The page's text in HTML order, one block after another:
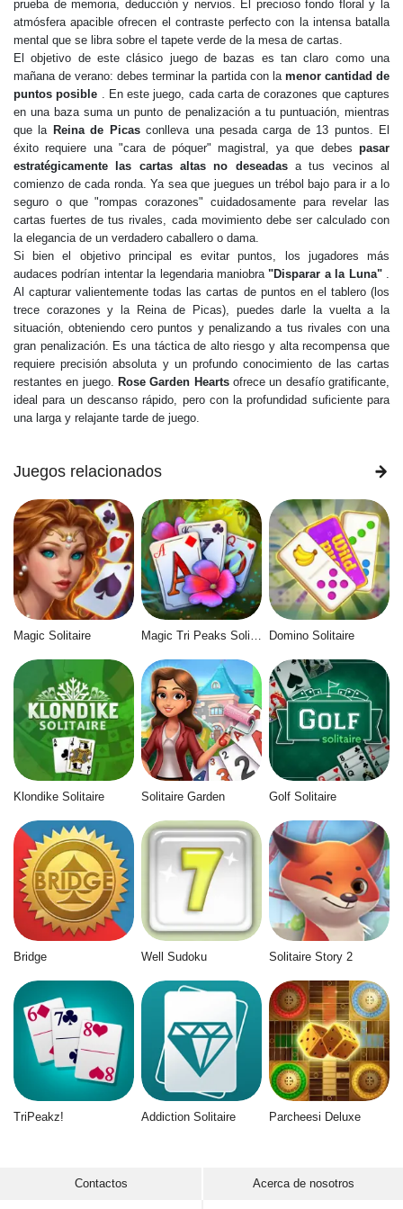
prueba de memoria, deducción y nervios. El precioso fondo floral y la
atmósfera apacible ofrecen el contraste perfecto con la intensa batalla
mental que se libra sobre el tapete verde de la mesa de cartas.
El objetivo de este clásico juego de bazas es tan claro como una
mañana de verano: debes terminar la partida con la menor cantidad de
puntos posible . En este juego, cada carta de corazones que captures
en una baza suma un punto de penalización a tu puntuación, mientras
que la Reina de Picasconlleva una pesada carga de 13 puntos. El
éxito requiere una "cara de póquer" magistral, ya que debes pasar
estratégicamente las cartas altas no deseadasa tus vecinos al
comienzo de cada ronda. Ya sea que juegues un trébol bajo para ir a lo
seguro o que "rompas corazones" cuidadosamente para revelar las
cartas fuertes de tus rivales, cada movimiento debe ser calculado con
la elegancia de un verdadero caballero o dama.
Si bien el objetivo principal es evitar puntos, los jugadores más
audaces podrían intentar la legendaria maniobra"Disparar a la Luna".
Al capturar valientemente todas las cartas de puntos en el tablero (los
trece corazones y la Reina de Picas), puedes darle la vuelta a la
situación, obteniendo cero puntos y penalizando a tus rivales con una
gran penalización. Es una táctica de alto riesgo y alta recompensa que
requiere precisión absoluta y un profundo conocimiento de las cartas
restantes en juego. Rose Garden Heartsofrece un desafío gratificante,
ideal para un descanso rápido, pero con la profundidad suficiente para
una larga y relajante tarde de juego.
Juegos relacionados
Magic Solitaire Magic Tri Peaks Solitaire Domino Solitaire
Klondike Solitaire Solitaire Garden Golf Solitaire
Bridge Well Sudoku Solitaire Story 2
TriPeakz! Addiction Solitaire Parcheesi Deluxe
Contactos Acerca de nosotros